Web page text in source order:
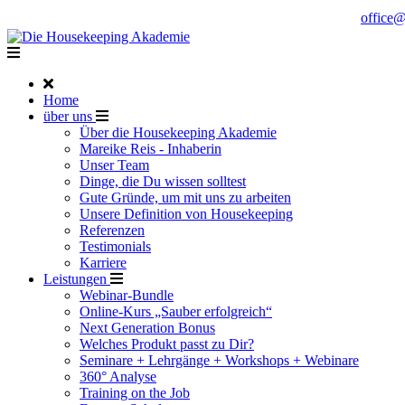
Home
über uns
Über die Housekeeping Akademie
Mareike Reis - Inhaberin
Unser Team
Dinge, die Du wissen solltest
Gute Gründe, um mit uns zu arbeiten
Unsere Definition von Housekeeping
Referenzen
Testimonials
Karriere
Leistungen
Webinar-Bundle
Online-Kurs „Sauber erfolgreich“
Next Generation Bonus
Welches Produkt passt zu Dir?
Seminare + Lehrgänge + Workshops + Webinare
360° Analyse
Training on the Job